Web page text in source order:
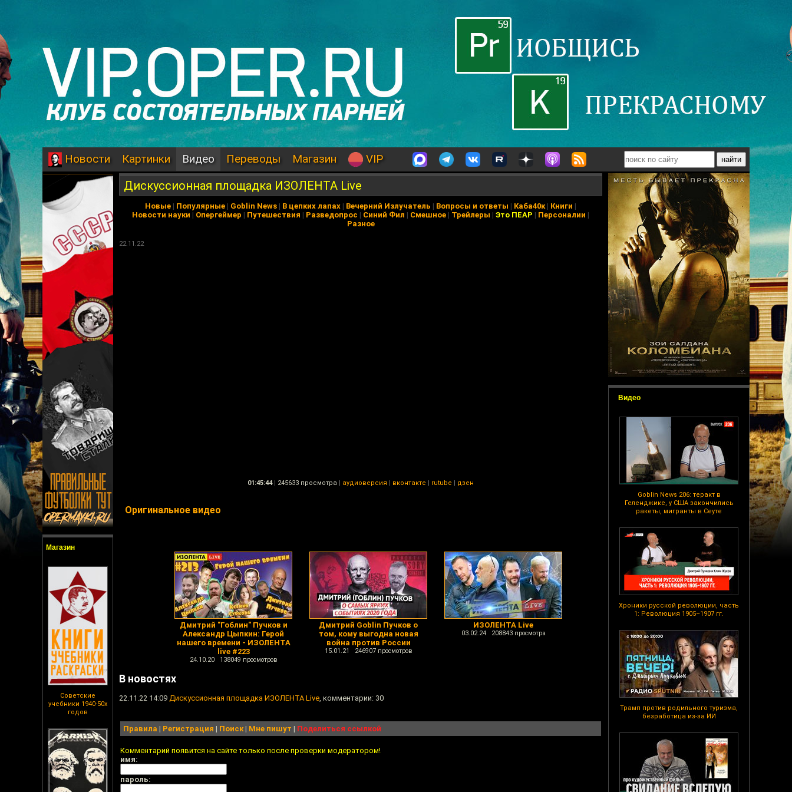
Новости Картинки Видео Переводы Магазин VIP
Магазин
Советские
учебники 1940-50х
годов
Видео
Goblin News 206: теракт в
Геленджике, у США закончились
ракеты, мигранты в Сеуте
Хроники русской революции, часть
1: Революция 1905–1907 гг.
Трамп против родильного туризма,
безработица из-за ИИ
Дискуссионная площадка ИЗОЛЕНТА Live
Новые | Популярные | Goblin News | В цепких лапах | Вечерний Излучатель | Вопросы и ответы | Каба40к| Книги |
Новости науки | Опергеймер | Путешествия | Разведопрос | Синий Фил | Смешное | Трейлеры | Это ПЕАР | Персоналии |
Разное
22.11.22
01:45:44 | 245633 просмотра | аудиоверсия | вконтакте | rutube | дзен
Оригинальное видео
Дмитрий "Гоблин" Пучков и
Александр Цыпкин: Герой
нашего времени - ИЗОЛЕНТА
live #223
24.10.20 138049 просмотров
Дмитрий Goblin Пучков о
том, кому выгодна новая
война против России
15.01.21 246907 просмотров
ИЗОЛЕНТА Live
03.02.24 208843 просмотра
В новостях
22.11.22 14:09 Дискуссионная площадка ИЗОЛЕНТА Live, комментарии: 30
Правила | Регистрация | Поиск| Мне пишут | Поделиться ссылкой
Комментарий появится на сайте только после проверки модератором!
имя:
пароль: